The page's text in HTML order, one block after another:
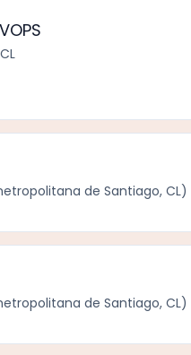
de Santiago, CL)
de Santiago, CL)